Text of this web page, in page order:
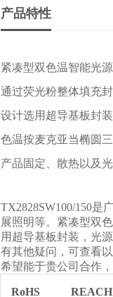
产品特性
紧凑型双色温智能光
通过荧光粉整体填充
设计选用超导基板封
色温按麦克亚当椭圆
产品固定、散热以及
TX2828SW100/150
展照明等。紧凑型双
用超导基板封装，光
有其他疑问，可查看
希望能于贵公司合作，
RoHS REACH